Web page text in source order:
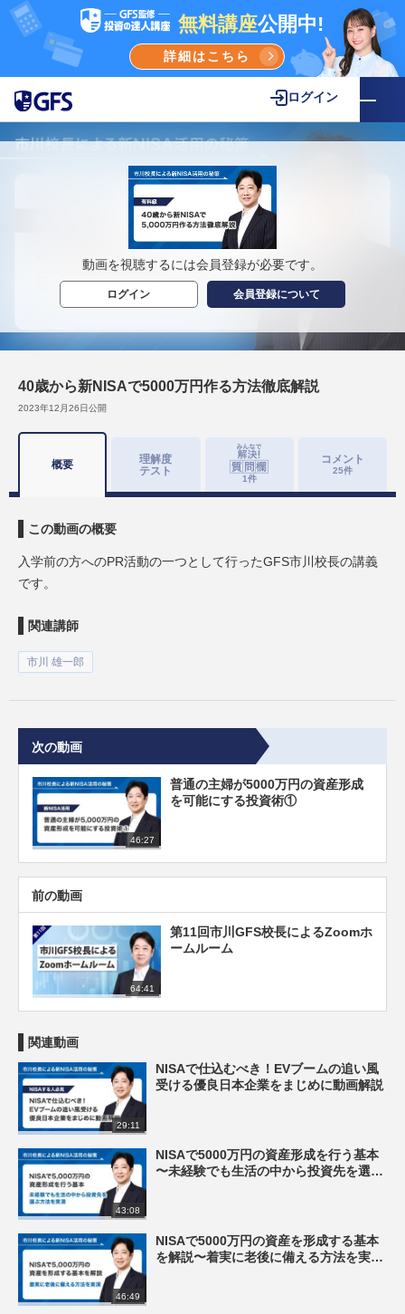
無料講座公開中!
詳細はこちら
ログイン
動画を視聴するには会員登録が必要です。
ログイン 会員登録について
40歳から新NISAで5000万円作る方法徹底解説
2023年12月26日公開
概要
理解度
テスト
1件
コメント
25件
この動画の概要
入学前の方へのPR活動の一つとして行ったGFS市川校長の講義
です。
関連講師
市川 雄一郎
次の動画
46:27
普通の主婦が5000万円の資産形成
を可能にする投資術①
前の動画
64:41
第11回市川GFS校長によるZoomホ
ームルーム
関連動画
29:11
NISAで仕込むべき！EVブームの追い風
受ける優良日本企業をまじめに動画解説
43:08
NISAで5000万円の資産形成を行う基本
〜未経験でも生活の中から投資先を選ぶ
46:49
NISAで5000万円の資産を形成する基本
を解説〜着実に老後に備える方法を実